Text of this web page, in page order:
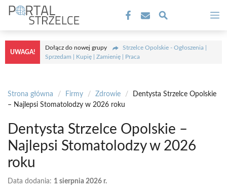
Przejdź
treści
UWAGA!
Dołącz do nowej grupy
Strzelce Opolskie - Ogłoszenia |
Sprzedam | Kupię | Zamienię | Praca
Strona główna / Firmy / Zdrowie /
Dentysta Strzelce Opolskie
– Najlepsi Stomatolodzy w 2026 roku
Dentysta Strzelce Opolskie –
Najlepsi Stomatolodzy w 2026
roku
Data dodania: 1 sierpnia 2026 r.